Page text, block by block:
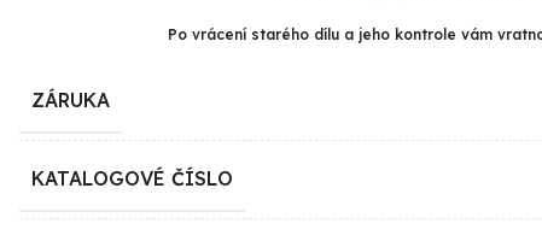
Po vrácení starého dílu a jeho kontrole vám
ZÁRUKA
KATALOGOVÉ ČÍSLO